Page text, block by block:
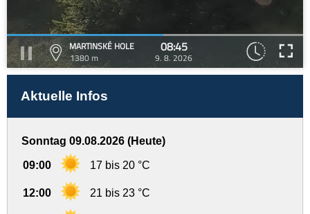
MARTINSKÉ HOLE
1380 m
08:45
9. 8. 2026
Aktuelle Infos
Sonntag 09.08.2026 (Heute)
09:00 17 bis 20 °C
12:00 21 bis 23 °C